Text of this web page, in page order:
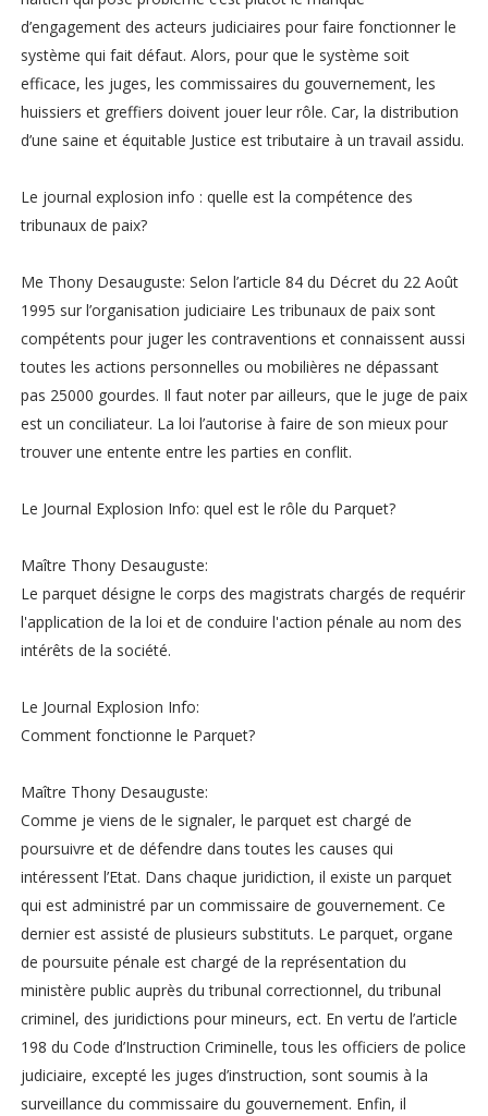
d’engagement des acteurs judiciaires pour faire fonctionner le
système qui fait défaut. Alors, pour que le système soit
efficace, les juges, les commissaires du gouvernement, les
huissiers et greffiers doivent jouer leur rôle. Car, la distribution
d’une saine et équitable Justice est tributaire à un travail assidu.
Le journal explosion info : quelle est la compétence des
tribunaux de paix?
Me Thony Desauguste: Selon l’article 84 du Décret du 22 Août
1995 sur l’organisation judiciaire Les tribunaux de paix sont
compétents pour juger les contraventions et connaissent aussi
toutes les actions personnelles ou mobilières ne dépassant
pas 25000 gourdes. Il faut noter par ailleurs, que le juge de paix
est un conciliateur. La loi l’autorise à faire de son mieux pour
trouver une entente entre les parties en conflit.
Le Journal Explosion Info: quel est le rôle du Parquet?
Maître Thony Desauguste:
Le parquet désigne le corps des magistrats chargés de requérir
l'application de la loi et de conduire l'action pénale au nom des
intérêts de la société.
Le Journal Explosion Info:
Comment fonctionne le Parquet?
Maître Thony Desauguste:
Comme je viens de le signaler, le parquet est chargé de
poursuivre et de défendre dans toutes les causes qui
intéressent l’Etat. Dans chaque juridiction, il existe un parquet
qui est administré par un commissaire de gouvernement. Ce
dernier est assisté de plusieurs substituts. Le parquet, organe
de poursuite pénale est chargé de la représentation du
ministère public auprès du tribunal correctionnel, du tribunal
criminel, des juridictions pour mineurs, ect. En vertu de l’article
198 du Code d’Instruction Criminelle, tous les officiers de police
judiciaire, excepté les juges d’instruction, sont soumis à la
surveillance du commissaire du gouvernement. Enfin, il